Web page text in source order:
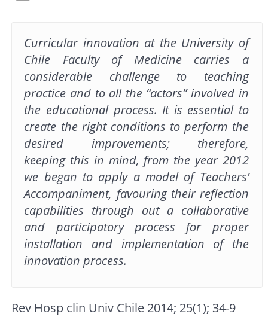
Curricular innovation at the University of
Chile Faculty of Medicine carries a
considerable challenge to teaching
practice and to all the “actors” involved in
the educational process. It is essential to
create the right conditions to perform the
desired improvements; therefore,
keeping this in mind, from the year 2012
we began to apply a model of Teachers’
Accompaniment, favouring their reflection
capabilities through out a collaborative
and participatory process for proper
installation and implementation of the
innovation process.
Rev Hosp clin Univ Chile 2014; 25(1); 34-9